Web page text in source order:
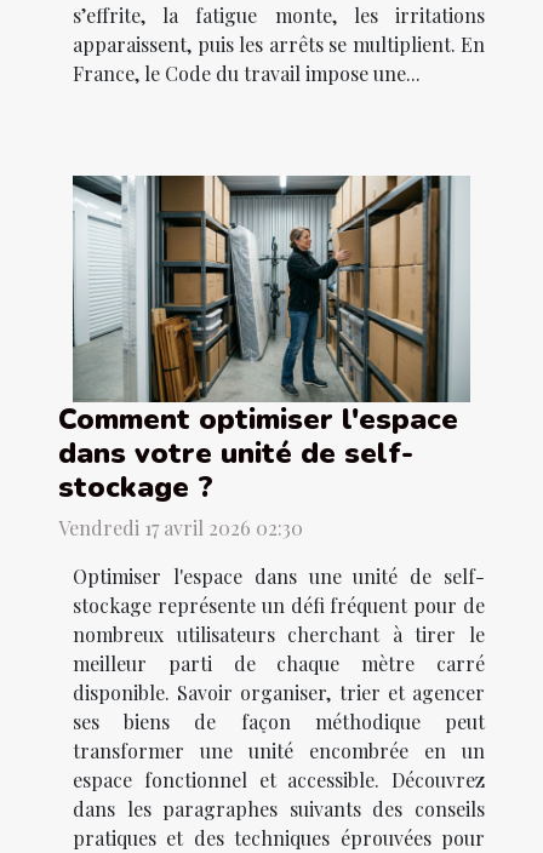
s’effrite, la fatigue monte, les irritations
apparaissent, puis les arrêts se multiplient. En
France, le Code du travail impose une...
Comment optimiser l'espace
dans votre unité de self-
stockage ?
Vendredi 17 avril 2026 02:30
Optimiser l'espace dans une unité de self-
stockage représente un défi fréquent pour de
nombreux utilisateurs cherchant à tirer le
meilleur parti de chaque mètre carré
disponible. Savoir organiser, trier et agencer
ses biens de façon méthodique peut
transformer une unité encombrée en un
espace fonctionnel et accessible. Découvrez
dans les paragraphes suivants des conseils
pratiques et des techniques éprouvées pour